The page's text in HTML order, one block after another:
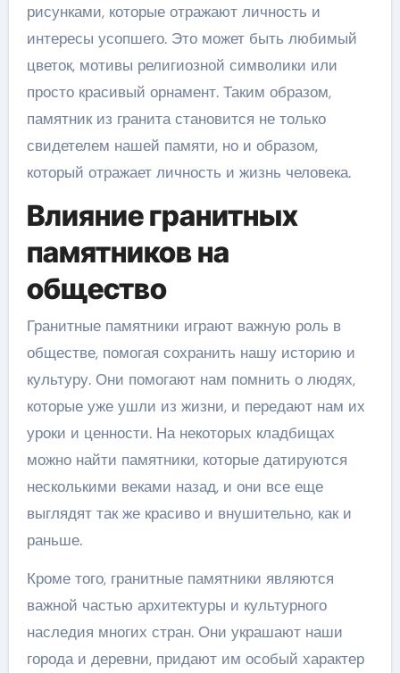
рисунками, которые отражают личность и
интересы усопшего. Это может быть любимый
цветок, мотивы религиозной символики или
просто красивый орнамент. Таким образом,
памятник из гранита становится не только
свидетелем нашей памяти, но и образом,
который отражает личность и жизнь человека.
Влияние гранитных
памятников на
общество
Гранитные памятники играют важную роль в
обществе, помогая сохранить нашу историю и
культуру. Они помогают нам помнить о людях,
которые уже ушли из жизни, и передают нам их
уроки и ценности. На некоторых кладбищах
можно найти памятники, которые датируются
несколькими веками назад, и они все еще
выглядят так же красиво и внушительно, как и
раньше.
Кроме того, гранитные памятники являются
важной частью архитектуры и культурного
наследия многих стран. Они украшают наши
города и деревни, придают им особый характер